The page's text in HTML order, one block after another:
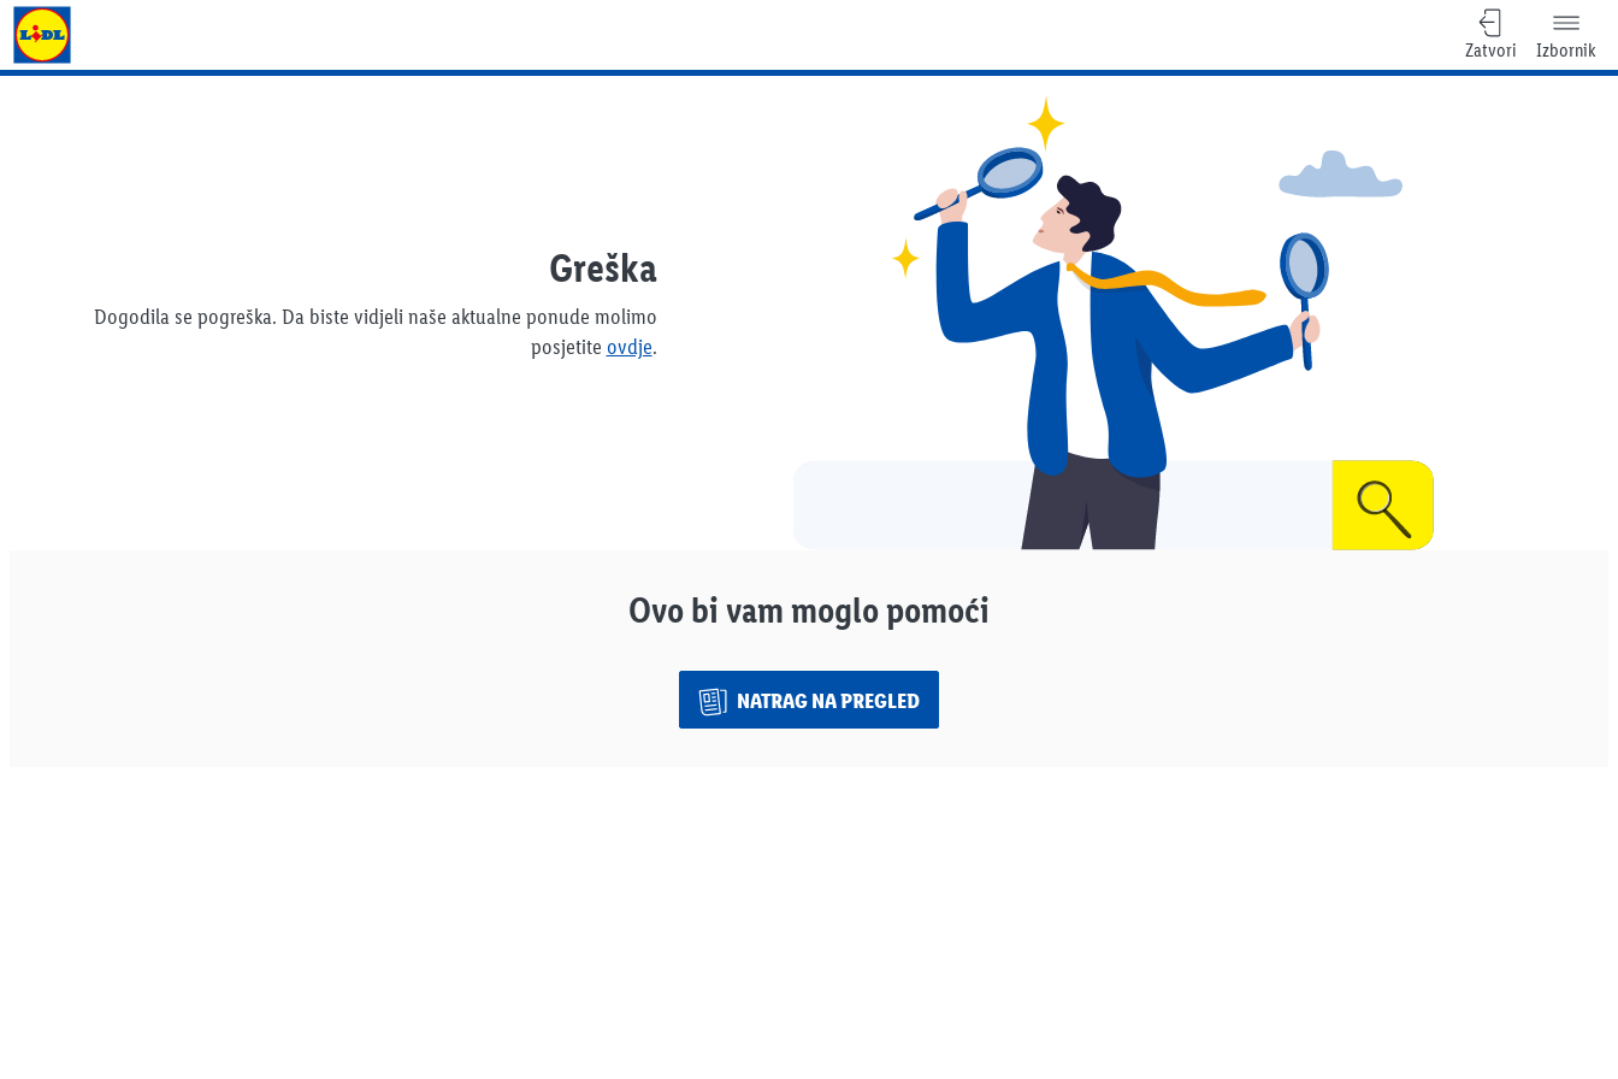
Lidl katalog
Zatvori Izbornik
Greška
Dogodila se pogreška. Da biste vidjeli naše aktualne ponude molimo
posjetite ovdje.
Ovo bi vam moglo pomoći
NATRAG NA PREGLED